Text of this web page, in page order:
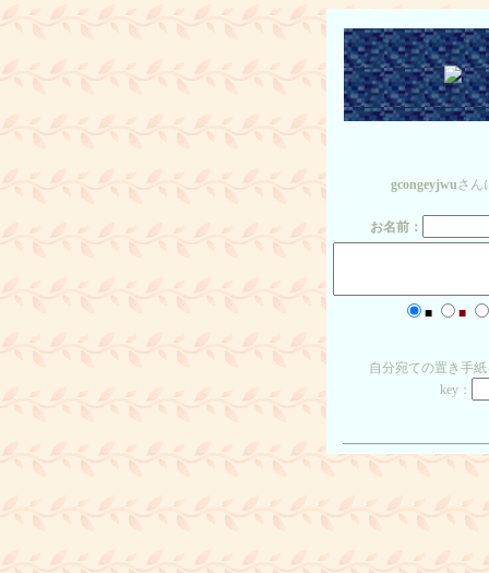
gcongeyjwuさん
お名前：
■ ■
自分宛ての置き手
key：